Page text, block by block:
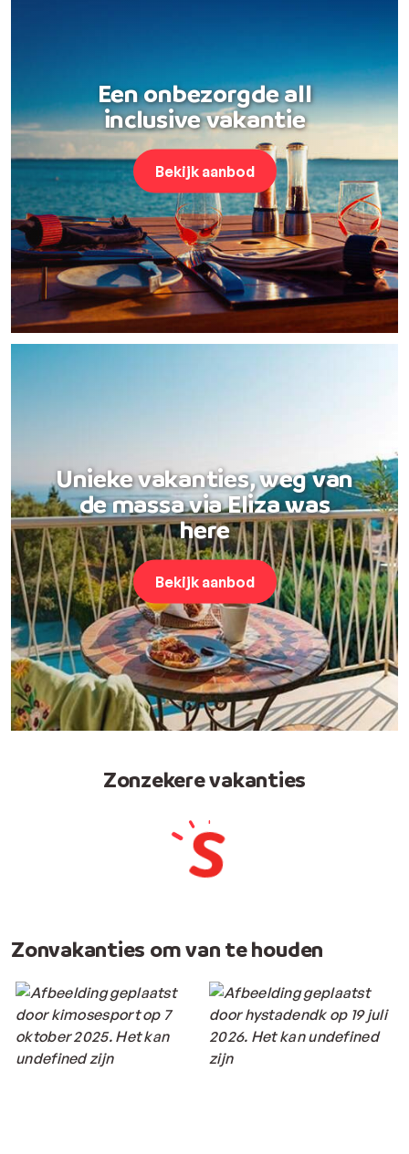
Een onbezorgde all
inclusive vakantie
Bekijk aanbod
Unieke vakanties, weg van
de massa via Eliza was
here
Bekijk aanbod
Zonzekere vakanties
Zonvakanties om van te houden